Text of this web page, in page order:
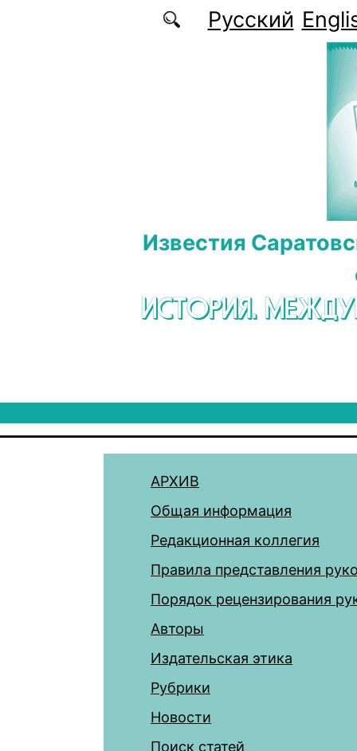
Перейти к основному содержаниюРусский
Известия
ИСТОРИЯ.
АРХИВ
Общая информация
Редакционная коллегия
Правила представления
Порядок рецензирования
Авторы
Издательская этика
Рубрики
Новости
Поиск статей